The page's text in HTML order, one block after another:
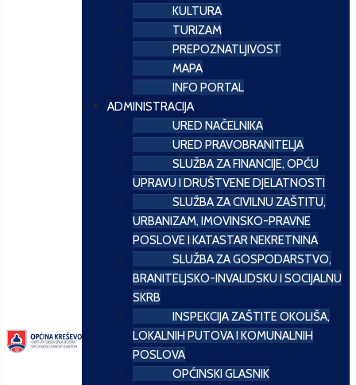
KULTURA
TURIZAM
PREPOZNATLJIVOST
MAPA
INFO PORTAL
ADMINISTRACIJA
URED NAČELNIKA
URED PRAVOBRANITELJA
SLUŽBA ZA FINANCIJE, OPĆU
UPRAVU I DRUŠTVENE DJELATNOSTI
SLUŽBA ZA CIVILNU ZAŠTITU,
URBANIZAM, IMOVINSKO-PRAVNE
POSLOVE I KATASTAR NEKRETNINA
SLUŽBA ZA GOSPODARSTVO,
BRANITELJSKO-INVALIDSKU I SOCIJALNU
SKRB
INSPEKCIJA ZAŠTITE OKOLIŠA,
LOKALNIH PUTOVA I KOMUNALNIH
POSLOVA
OPĆINSKI GLASNIK